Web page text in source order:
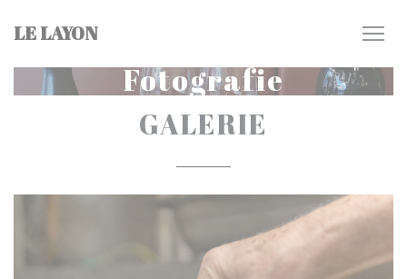
LE LAYON
Fotografie
GALERIE